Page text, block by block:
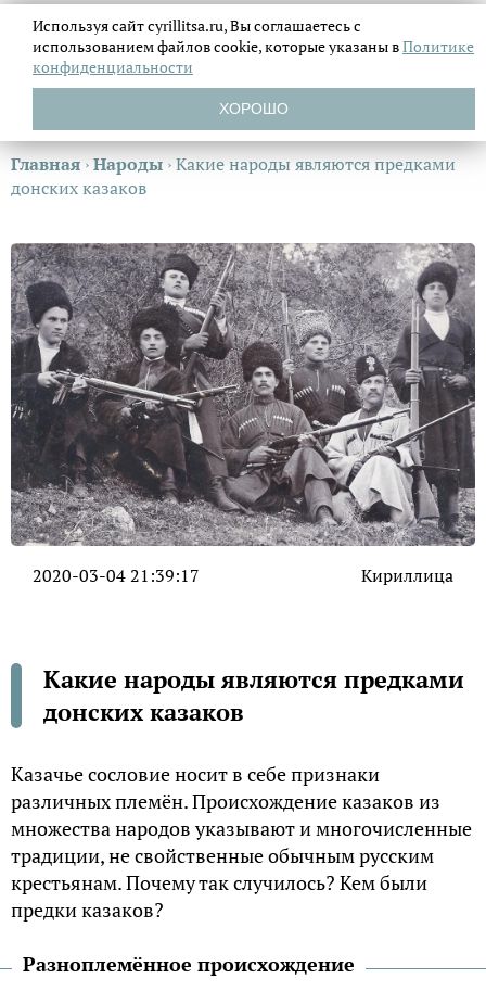
Главная ›Народы ›Какие народы являются предками
донских казаков
2020-03-04 21:39:17 Кириллица
Какие народы являются предками
донских казаков
Казачье сословие носит в себе признаки
различных племён. Происхождение казаков из
множества народов указывают и многочисленные
традиции, не свойственные обычным русским
крестьянам. Почему так случилось? Кем были
предки казаков?
Разноплемённое происхождение
Используя сайт cyrillitsa.ru, Вы соглашаетесь с
использованием файловcookie, которые указаны вПолитике
конфиденциальности
ХОРОШО